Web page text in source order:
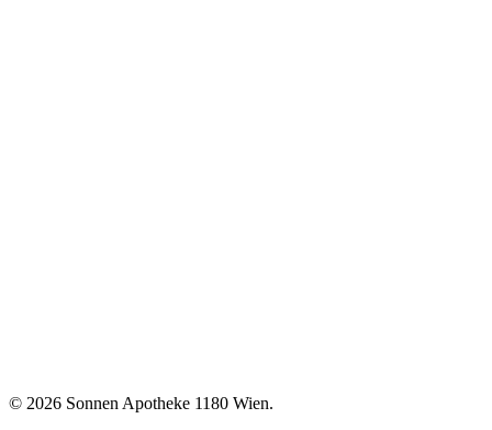
© 2026 Sonnen Apotheke 1180 Wien.